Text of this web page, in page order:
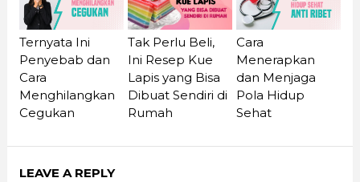
Ternyata Ini
Penyebab dan
Cara
Menghilangkan
Cegukan
Tak Perlu Beli,
Ini Resep Kue
Lapis yang Bisa
Dibuat Sendiri di
Rumah
Cara
Menerapkan
dan Menjaga
Pola Hidup
Sehat
LEAVE A REPLY